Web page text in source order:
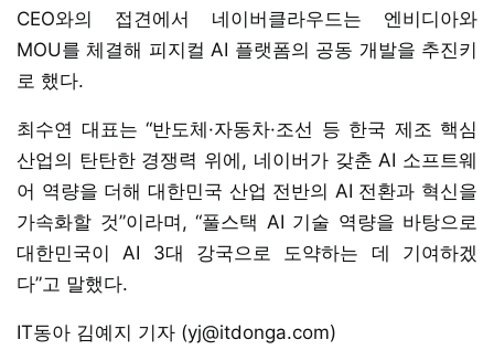
CEO와의 접견에서 네이버클라우드는 엔비디아와
MOU를 체결해 피지컬 AI 플랫폼의 공동 개발을 추진키
로 했다.
최수연 대표는 “반도체·자동차·조선 등 한국 제조 핵심
산업의 탄탄한 경쟁력 위에, 네이버가 갖춘 AI 소프트웨
어 역량을 더해 대한민국 산업 전반의 AI 전환과 혁신을
가속화할 것”이라며, “풀스택 AI 기술 역량을 바탕으로
대한민국이 AI 3대 강국으로 도약하는 데 기여하겠
다”고 말했다.
IT동아 김예지 기자 (yj@itdonga.com)